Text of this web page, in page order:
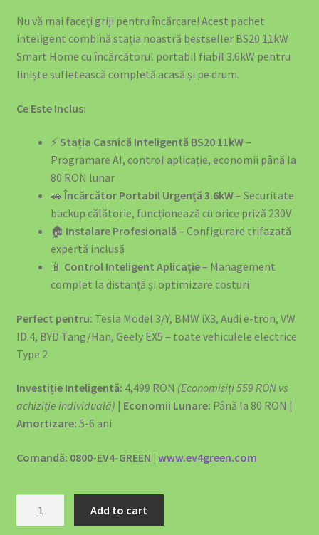
Motive să Nu Depinzi de Stațiile Publice
My account
Our Products
Payments
Pene Curent România: Backup Power Obligatoriu Afaceri
2025
Politica de Retur
Privacy Policy
Produse Curățenie Auto România – Soluții Premium Pentru
Mașina Ta
Return & Refund Policy
BS20 22KW
Siguranță și Urgență
Nu vă mai faceți griji pentru încărcare! Acest pachet
inteligent combină stația noastră bestseller BS20 11kW
Smart Home cu încărcătorul portabil fiabil 3.6kW pentru
liniște sufletească completă acasă și pe drum.
Ce Este Inclus:
⚡ Stația Casnică Inteligentă BS20 11kW–
Programare AI, control aplicație, economii până la
80 RON lunar
🚗Încărcător Portabil Urgență 3.6kW– Securitate
backup călătorie, funcționează cu orice priză 230V
🏠 Instalare Profesională – Configurare trifazată
expertă inclusă
📱 Control Inteligent Aplicație– Management
complet la distanță și optimizare costuri
Perfect pentru: Tesla Model 3/Y, BMW iX3, Audi e-tron, VW
ID.4, BYD Tang/Han, Geely EX5 – toate vehiculele electrice
Type 2
Investiție Inteligentă: 4,499 RON (Economisiți 559 RON vs
achiziție individuală) | Economii Lunare: Până la 80 RON |
Amortizare: 5-6 ani
Comandă: 0800-EV4-GREEN | www.ev4green.com
Add to cart